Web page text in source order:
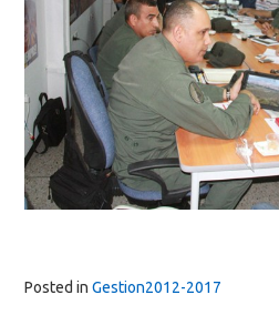
Posted in Gestion2012-2017